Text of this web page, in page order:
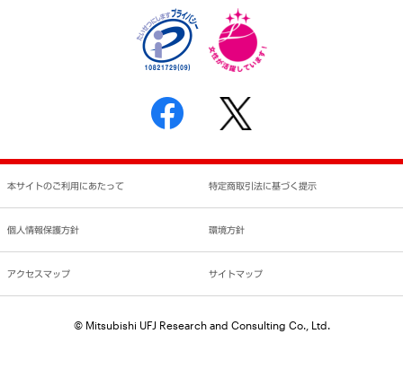
反社会的勢力に対する基本方針
書面による個人情報の開示等の請求の手続きについて
本サイトのご利用にあたって 特定商取引法に基づく提示
個人情報保護方針 環境方針
アクセスマップ サイトマップ
© Mitsubishi UFJ Research and Consulting Co., Ltd.